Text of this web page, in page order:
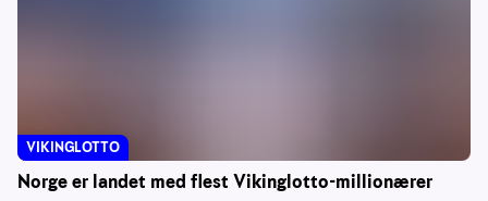
Norge er landet med flest Vikinglotto-millionærer
VIKINGLOTTO